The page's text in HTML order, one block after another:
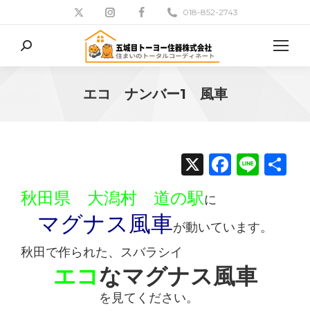
018-852-2743
検
索:
エコ ナンバー1 風車
X Line
秋田県 大潟村 道の駅に
マグナス風車が動いています。
秋田で作られた、
スバラシイ
エコなマグナス風車
を見て ください。